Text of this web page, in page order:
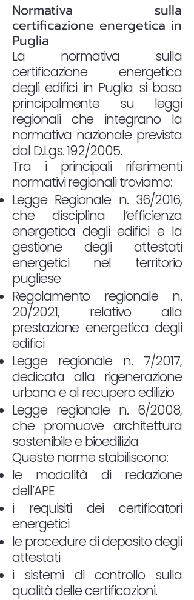
Normativa sulla
certificazione energetica in
Puglia
La normativa sulla
certificazione energetica
degli edifici in Puglia si basa
principalmente su leggi
regionali che integrano la
normativa nazionale prevista
dal D.Lgs. 192/2005.
Tra i principali riferimenti
normativi regionali troviamo:
Legge Regionale n. 36/2016,
che disciplina l’efficienza
energetica degli edifici e la
gestione degli attestati
energetici nel territorio
pugliese
Regolamento regionale n.
20/2021, relativo alla
prestazione energetica degli
edifici
Legge regionale n. 7/2017,
dedicata alla rigenerazione
urbana e al recupero edilizio
Legge regionale n. 6/2008,
che promuove architettura
sostenibile e bioedilizia
Queste norme stabiliscono:
le modalità di redazione
dell’APE
i requisiti dei certificatori
energetici
le procedure di deposito degli
attestati
i sistemi di controllo sulla
qualità delle certificazioni.